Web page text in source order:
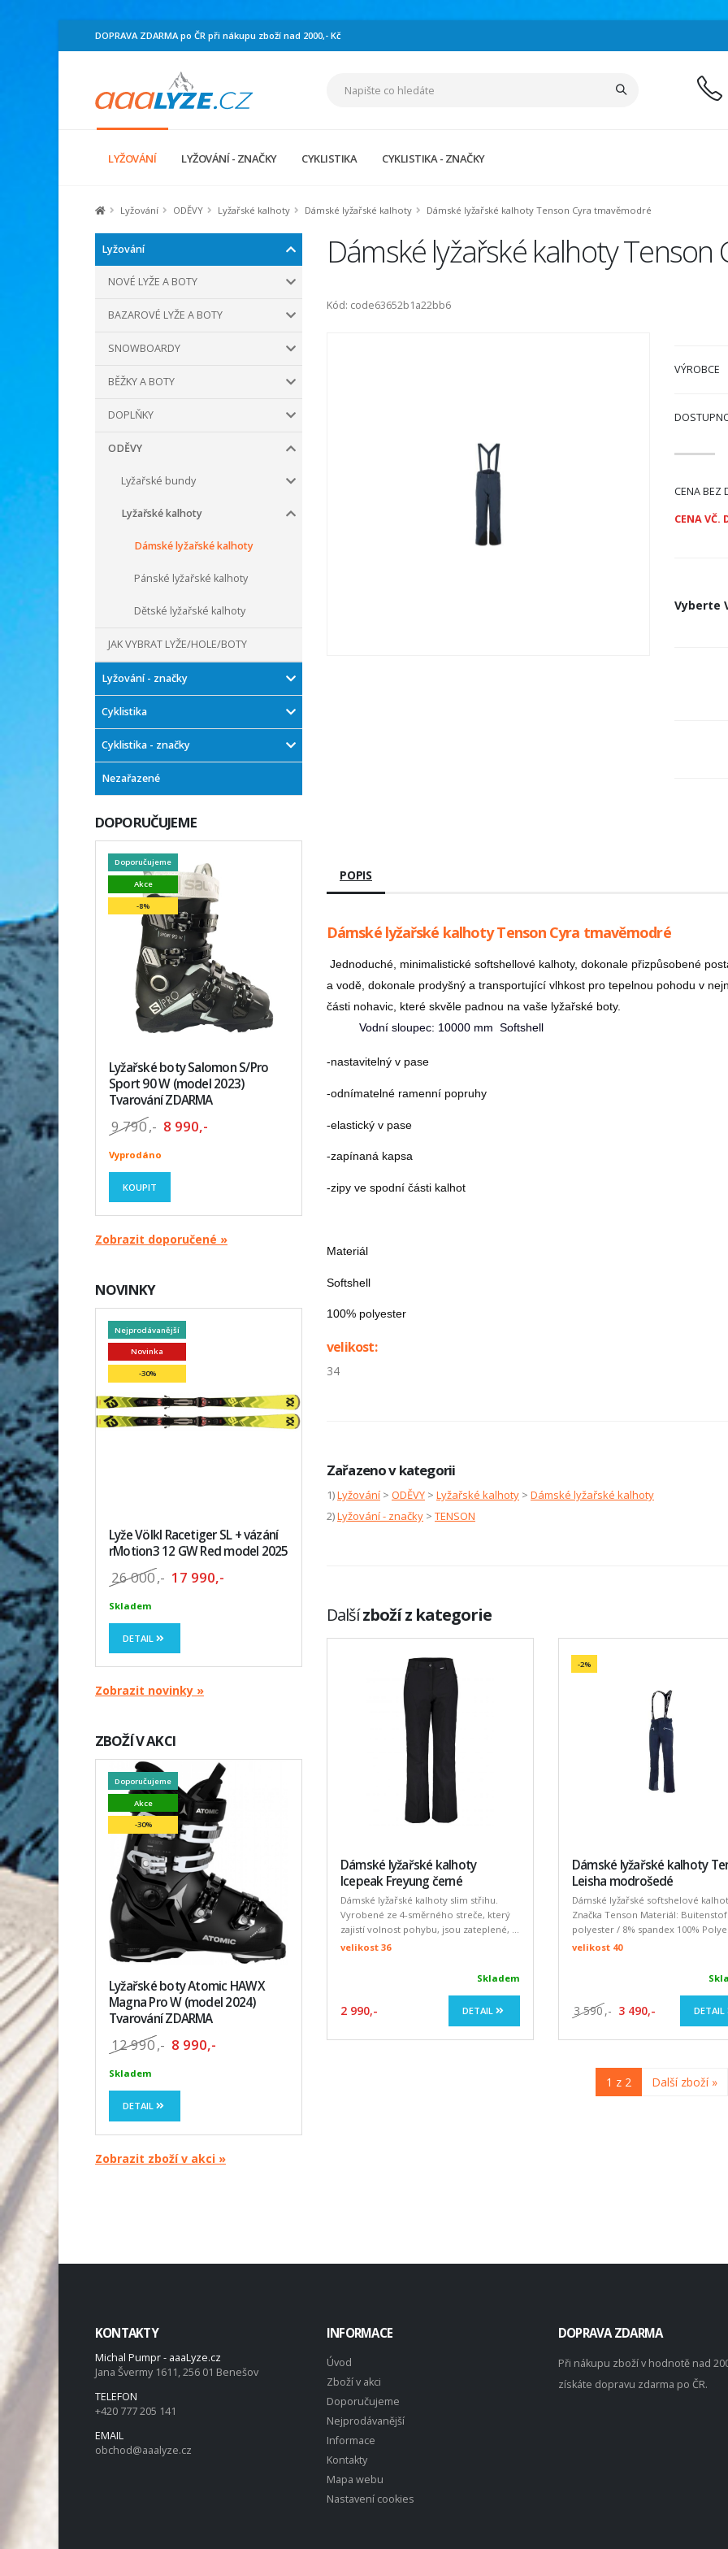
DOPRAVA ZDARMA po ČR při nákupu zboží nad 2000,- Kč
LYŽOVÁNÍ LYŽOVÁNÍ - ZNAČKY CYKLISTIKA CYKLISTIKA - ZNAČKY
Lyžování ODĚVY Lyžařské kalhoty Dámské lyžařské kalhoty Dámské lyžařské kalhoty Tenson Cyra tmavěmodré
Lyžování
NOVÉ LYŽE A BOTY
BAZAROVÉ LYŽE A BOTY
SNOWBOARDY
BĚŽKY A BOTY
DOPLŇKY
ODĚVY
Lyžařské bundy
Lyžařské kalhoty
Dámské lyžařské kalhoty
Pánské lyžařské kalhoty
Dětské lyžařské kalhoty
JAK VYBRAT LYŽE/HOLE/BOTY
Lyžování - značky
Cyklistika
Cyklistika - značky
Nezařazené
DOPORUČUJEME
Doporučujeme
Akce
-8%
Lyžařské boty Salomon S/Pro
Sport 90 W (model 2023)
Tvarování ZDARMA
9 790,- 8 990,-
Vyprodáno
KOUPIT
Zobrazit doporučené »
NOVINKY
Nejprodávanější
Novinka
-30%
Lyže Völkl Racetiger SL + vázání
rMotion3 12 GW Red model 2025
26 000,- 17 990,-
Skladem
DETAIL
Zobrazit novinky »
ZBOŽÍ V AKCI
Doporučujeme
Akce
-30%
Lyžařské boty Atomic HAWX
Magna Pro W (model 2024)
Tvarování ZDARMA
12 990,- 8 990,-
Skladem
DETAIL
Zobrazit zboží v akci »
Dámské lyžařské kalhoty
Kód: code63652b1a22bb6
VÝROBCE
CENA BEZ
CENA VČ.
Vyberte
POPIS
Dámské lyžařské kalhoty Tenson Cyra tmavěmodré
Jednoduché, minimalistické softshellové kalhoty, dokonale přizpůsobené
a vodě, dokonale prodyšný a transportující vlhkost pro tepelnou pohodu v
části nohavic, které skvěle padnou na vaše lyžařské boty.
Vodní sloupec: 10000 mm Softshell
-nastavitelný v pase
-odnímatelné ramenní popruhy
-elastický v pase
-zapínaná kapsa
-zipy ve spodní části kalhot
Materiál
Softshell
100% polyester
velikost:
34
Zařazeno v kategorii
1)Lyžování > ODĚVY > Lyžařské kalhoty > Dámské lyžařské kalhoty
2)Lyžování - značky > TENSON
Dalšízboží z kategorie
Dámské lyžařské kalhoty
Icepeak Freyung černé
Dámské lyžařské kalhoty slim střihu.
Vyrobené ze 4-směrného streče, který
zajistí volnost pohybu, jsou zateplené, ...
velikost 36
Skladem
2 990,- DETAIL
-2%
Dámské lyžařské kalhoty
Leisha modrošedé
Dámské lyžařské softshelové
Značka Tenson Materiál: Buitenstof
polyester / 8% spandex 100%
velikost 40
3 590 ,- 3 490,- DETAIL
1 z 2 Další zboží »
KONTAKTY
Michal Pumpr - aaaLyze.cz
Jana Švermy 1611, 256 01 Benešov
TELEFON
+420 777 205 141
EMAIL
obchod@aaalyze.cz
INFORMACE
Úvod
Zboží v akci
Doporučujeme
Nejprodávanější
Informace
Kontakty
Mapa webu
Nastavení cookies
DOPRAVA ZDARMA
Při nákupu zboží v hodnotě nad
získáte dopravu zdarma po ČR.